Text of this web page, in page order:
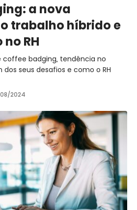
a nova
trabalho híbrido e
RH
coffee badging, tendência no
seus desafios e como o RH
2024